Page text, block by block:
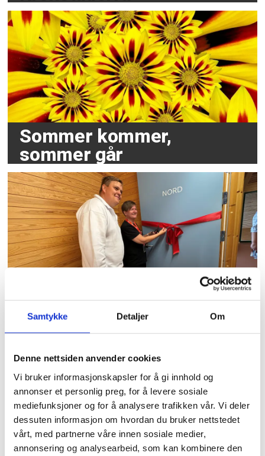
Samtykke Detaljer Om
Denne nettsiden anvender cookies
Vi bruker informasjonskapsler for å gi innhold og
annonser et personlig preg, for å levere sosiale
mediefunksjoner og for å analysere trafikken vår. Vi deler
dessuten informasjon om hvordan du bruker nettstedet
vårt, med partnerne våre innen sosiale medier,
annonsering og analysearbeid, som kan kombinere den
Sommer kommer,
sommer går
Tidligere forbundsleder
hedret av AUF med eget
Utøya-rom